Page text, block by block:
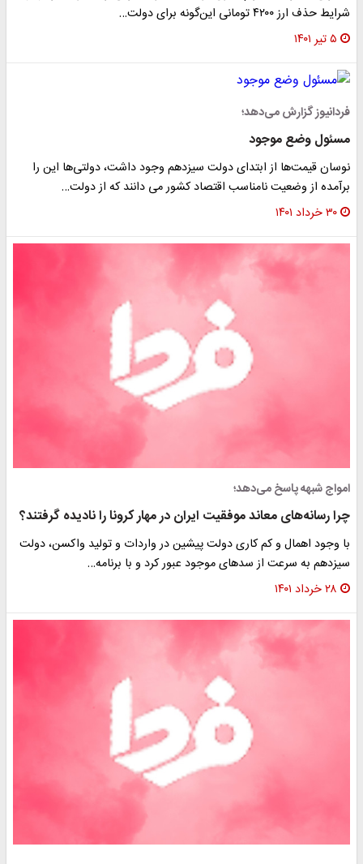
شرایط حذف ارز ۴۲۰۰ تومانی این‌گونه برای دولت…
۵ تیر ۱۴۰۱
فردانیوز گزارش می‌دهد؛
مسئول وضع موجود
نوسان قیمت‌ها از ابتدای دولت سیزدهم وجود داشت، دولتی‌ها این را
برآمده از وضعیت نامناسب اقتصاد کشور می دانند که از دولت…
۳۰ خرداد ۱۴۰۱
امواج شبهه پاسخ می‌دهد؛
چرا رسانه‌های معاند موفقیت ایران در مهار کرونا را نادیده گرفتند؟
با وجود اهمال و کم کاری دولت پیشین در واردات و تولید واکسن، دولت
سیزدهم به سرعت از سدهای موجود عبور کرد و با برنامه…
۲۸ خرداد ۱۴۰۱